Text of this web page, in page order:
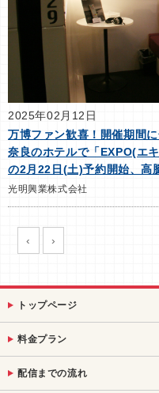
2025年02月12日
万博ファン歓喜！開催期間
奈良のホテルで「EXPO(エ
の2月22日(土)予約開始、高
光明興業株式会社
‹ ›
トップページ
料金プラン
配信までの流れ